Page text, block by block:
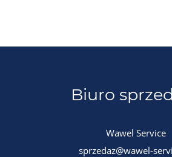
Biuro
Wawel Service
sprzedaz@wawel-